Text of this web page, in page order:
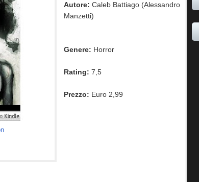
Autore: Caleb Battiago (Alessandro
Manzetti)
Genere: Horror
Rating: 7,5
Prezzo: Euro 2,99